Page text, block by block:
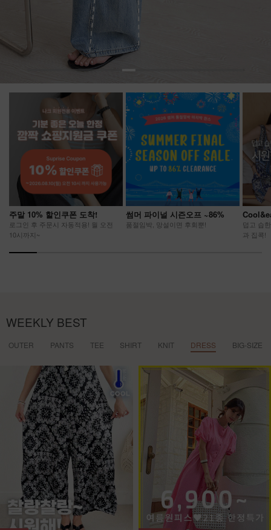
주말 10% 할인쿠폰 도착!
로그인 후 주문시 자동적용! 월 오전
10시까지~
썸머 파이널 시즌오프 ~86%
품절임박, 망설이면 후회뿐!
덥고 습
과 집콕!
WEEKLY BEST
OUTER PANTS TEE SHIRT KNIT DRESS BIG-SIZE